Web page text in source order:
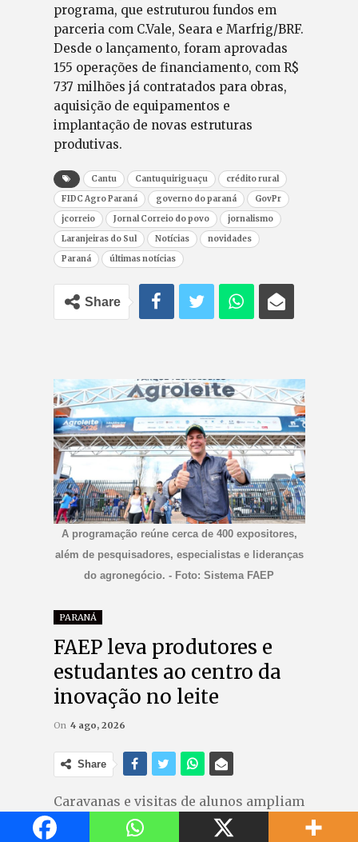
programa, que estruturou fundos em
parceria com C.Vale, Seara e Marfrig/BRF.
Desde o lançamento, foram aprovadas
155 operações de financiamento, com R$
737 milhões já contratados para obras,
aquisição de equipamentos e
implantação de novas estruturas
produtivas.
Cantu Cantuquiriguaçu
crédito rural
FIDC Agro Paraná
governo do paraná
GovPr
jcorreio
Jornal Correio do povo
jornalismo
Laranjeiras do Sul
Notícias
novidades
Paraná
últimas notícias
Share
A programação reúne cerca de 400 expositores,
além de pesquisadores, especialistas e lideranças
do agronegócio. - Foto: Sistema FAEP
PARANÁ
FAEP leva produtores e
estudantes ao centro da
inovação no leite
On 4 ago, 2026
Share
Caravanas e visitas de alunos ampliam
acesso a tecnologias e debates da
Agroleite, em Castro